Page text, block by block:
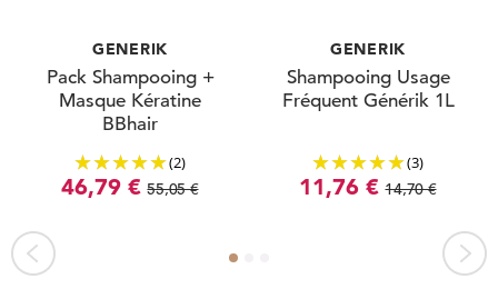
GENERIK
Pack Shampooing +
Masque Kératine
BBhair
(2)
46,79 € 55,05 €
GENERIK
Shampooing Usage
Fréquent Générik 1L
(3)
11,76 € 14,70 €